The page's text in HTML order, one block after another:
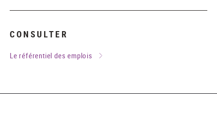
CONSULTER
Le référentiel des emplois